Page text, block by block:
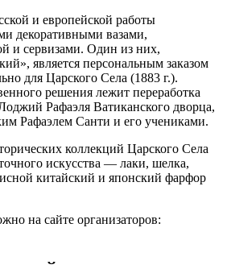
и европейской работы
декоративными вазами,
и сервизами. Один из них,
является персональным заказом
для Царского Села (1883 г.).
решения лежит переработка
Рафаэля Ватиканского дворца,
Рафаэлем Санти и его учениками.
коллекций Царского Села
искусства — лаки, шелка,
китайский и японский фарфор
на сайте организаторов: